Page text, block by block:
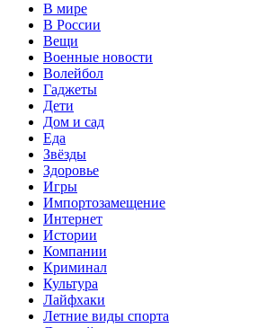
В мире
В России
Вещи
Военные новости
Волейбол
Гаджеты
Дети
Дом и сад
Еда
Звёзды
Здоровье
Игры
Импортозамещение
Интернет
Истории
Компании
Криминал
Культура
Лайфхаки
Летние виды спорта